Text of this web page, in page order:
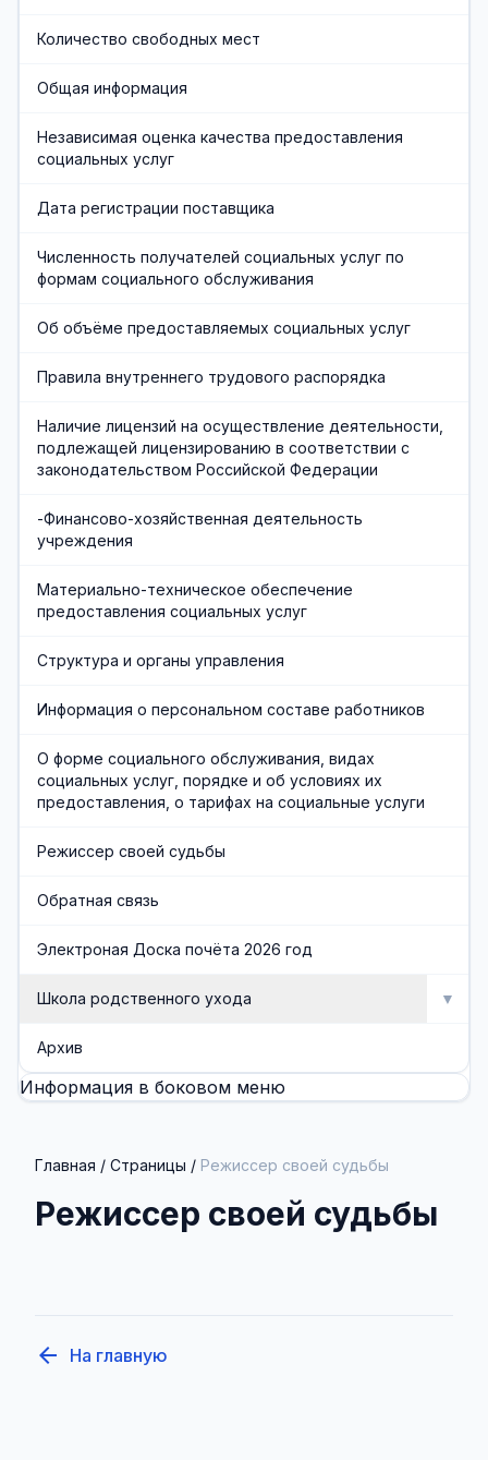
Количество свободных мест
Общая информация
Независимая оценка качества предоставления
социальных услуг
Дата регистрации поставщика
Численность получателей социальных услуг по
формам социального обслуживания
Об объёме предоставляемых социальных услуг
Правила внутреннего трудового распорядка
Наличие лицензий на осуществление деятельности,
подлежащей лицензированию в соответствии с
законодательством Российской Федерации
-Финансово-хозяйственная деятельность
учреждения
Материально-техническое обеспечение
предоставления социальных услуг
Структура и органы управления
Информация о персональном составе работников
О форме социального обслуживания, видах
социальных услуг, порядке и об условиях их
предоставления, о тарифах на социальные услуги
Режиссер своей судьбы
Обратная связь
Электроная Доска почёта 2026 год
Школа родственного ухода ▼
Школа родственного ухода
Занятия
Архив
Информация в боковом меню
Главная / Страницы / Режиссер своей судьбы
Режиссер своей судьбы
arrow_back На главную